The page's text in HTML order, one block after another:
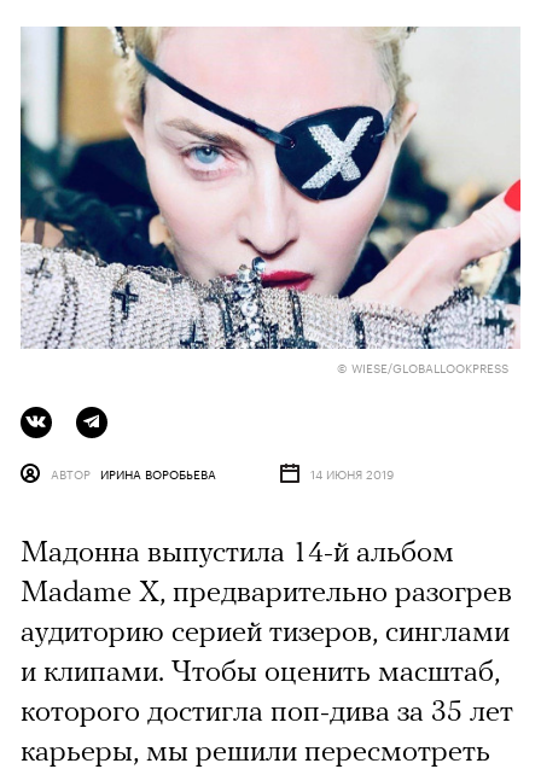
© WIESE/GLOBALLOOKPRESS
АВТОР ИРИНА ВОРОБЬЕВА 14 ИЮНЯ 2019
Мадонна выпустила 14-й альбом
Madame Х, предварительно разогрев
аудиторию серией тизеров, синглами
и клипами. Чтобы оценить масштаб,
которого достигла поп-дива за 35 лет
карьеры, мы решили пересмотреть